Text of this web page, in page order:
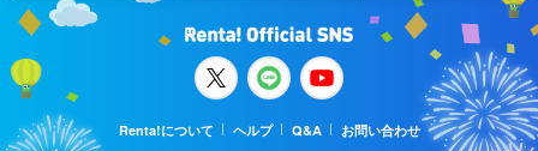
Renta!について ヘルプ Q&A
お問い合わせ